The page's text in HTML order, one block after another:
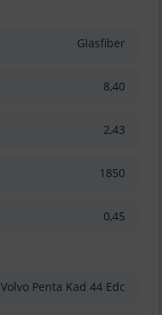
Glasfiber
8,40
2,43
1850
0,45
Volvo Penta Kad 44 Edc